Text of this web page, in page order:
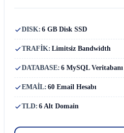
DISK: 6 GB Disk SSD
TRAFİK: Limitsiz Bandwidth
DATABASE: 6 MySQL Veritabanı
EMAİL: 60 Email Hesabı
TLD: 6 Alt Domain